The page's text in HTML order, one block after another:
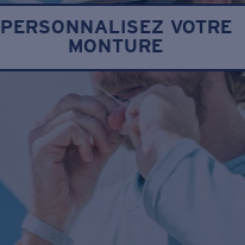
PERSONNALISEZ VOTRE
MONTURE